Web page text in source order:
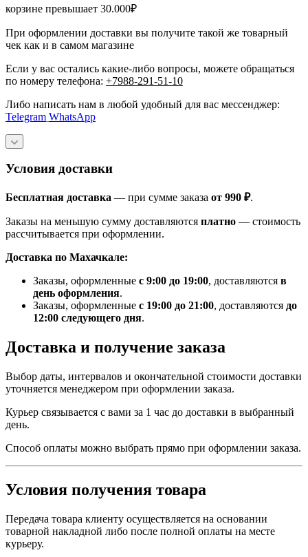
корзине превышает 30.000₽
При оформлении доставки вы получите такой же товарный
чек как и в самом магазине
Если у вас остались какие-либо вопросы, можете обращаться
по номеру телефона: +7988-291-51-10
Либо написать нам в любой удобный для вас мессенджер:
Telegram WhatsApp
Условия доставки
Бесплатная доставка — при сумме заказа от 990 ₽.
Заказы на меньшую сумму доставляются платно — стоимость
рассчитывается при оформлении.
Доставка по Махачкале:
Заказы, оформленные с 9:00 до 19:00, доставляются в
день оформления.
Заказы, оформленные с 19:00 до 21:00, доставляются до
12:00 следующего дня.
Доставка и получение заказа
Выбор даты, интервалов и окончательной стоимости доставки
уточняется менеджером при оформлении заказа.
Курьер связывается с вами за 1 час до доставки в выбранный
день.
Способ оплаты можно выбрать прямо при оформлении заказа.
Условия получения товара
Передача товара клиенту осуществляется на основании
товарной накладной либо после полной оплаты на месте
курьеру.